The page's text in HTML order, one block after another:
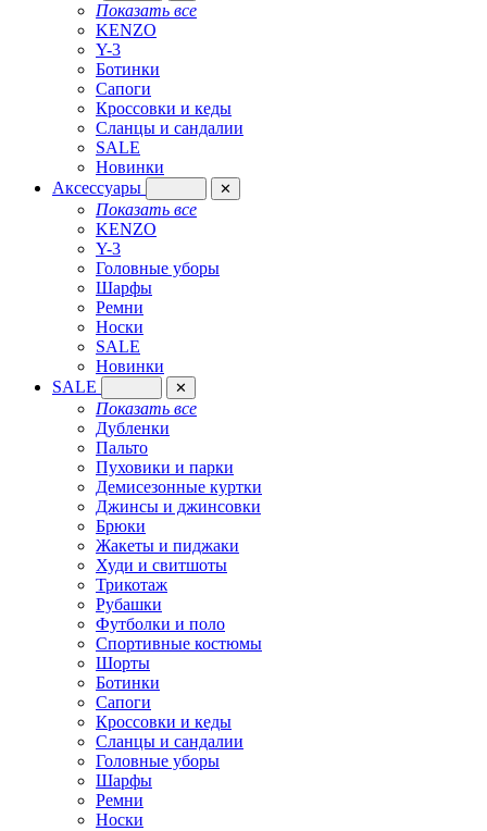
Показать все
KENZO
Y-3
Ботинки
Сапоги
Кроссовки и кеды
Сланцы и сандалии
SALE
Новинки
Аксессуары
✕
Показать все
KENZO
Y-3
Головные уборы
Шарфы
Ремни
Носки
SALE
Новинки
SALE
✕
Показать все
Дубленки
Пальто
Пуховики и парки
Демисезонные куртки
Джинсы и джинсовки
Брюки
Жакеты и пиджаки
Худи и свитшоты
Трикотаж
Рубашки
Футболки и поло
Спортивные костюмы
Шорты
Ботинки
Сапоги
Кроссовки и кеды
Сланцы и сандалии
Головные уборы
Шарфы
Ремни
Носки